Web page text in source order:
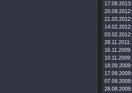
17.08.2013:
20.09.2012:
21.03.2012:
14.02.2012:
03.02.2012:
28.11.2011:
16.11.2009:
10.11.2009:
18.09.2009:
17.09.2009:
07.09.2009:
28.08.2009: